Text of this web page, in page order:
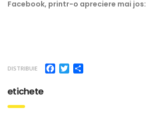
Facebook, printr-o apreciere mai jos:
DISTRIBUIE Facebook
Twitter
etichete